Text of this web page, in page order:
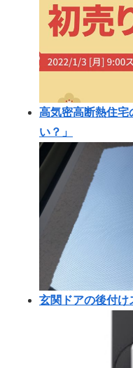
高気密高断熱住
い？」
玄関ドアの後付け